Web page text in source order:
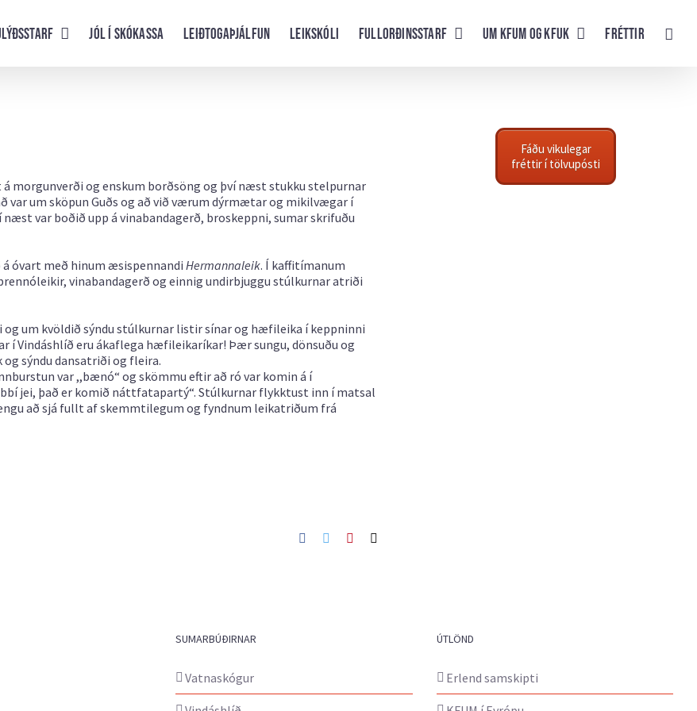
Jól í skókassa Leiðtogaþjálfun Leikskóli Fullorðinsstarf UM KFUM og KFUK Fréttir
á morgunverði og enskum borðsöng og því næst stukku stelpurnar
um sköpun Guðs og að við værum dýrmætar og mikilvægar í
var boðið upp á vinabandagerð, broskeppni, sumar skrifuðu
óvart með hinum æsispennandi Hermannaleik. Í kaffitímanum
vinabandagerð og einnig undirbjuggu stúlkurnar atriði
um kvöldið sýndu stúlkurnar listir sínar og hæfileika í keppninni
í Vindáshlíð eru ákaflega hæfileikaríkar! Þær sungu, dönsuðu og
sýndu dansatriði og fleira.
var ,,bænó“ og skömmu eftir að ró var komin á í
jei, það er komið náttfatapartý“. Stúlkurnar flykktust inn í matsal
að sjá fullt af skemmtilegum og fyndnum leikatriðum frá
Facebook
TwitterPinterest
Fáðu vikulegar
fréttir í tölvupósti
SUMARBÚÐIRNAR
Vatnaskógur
ÚTLÖND
Erlend samskipti